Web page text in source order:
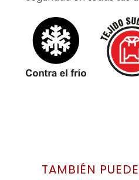
TAMBIÉN